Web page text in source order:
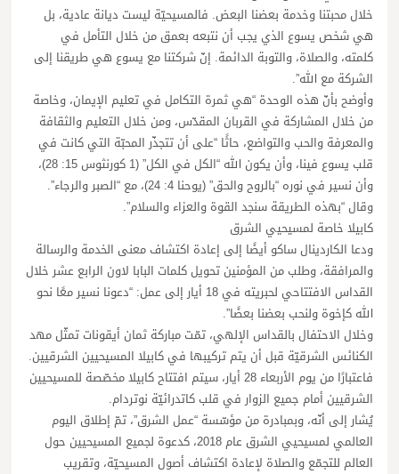
خلال محبتنا وخدمة بعضنا البعض. فالمسيحيّة ليست ديانة عادية، بل
هي شخص يسوع الذي يجب أن نتبعه بعمق من خلال التأمل في
كلمته، والصلاة، والتوبة الدائمة. إنّ شركتنا مع يسوع هي طريقنا إلى
الشركة مع الله”.
وأوضح بأنّ هذه الوحدة “هي ثمرة التكامل في تعليم الإيمان، وخاصة
من خلال المشاركة في القربان المقدّس، ومن خلال التعليم والثقافة
والمعرفة والحب والتواضع، حاثًا “على أن تتجذّر المحبّة التي كانت في
قلب يسوع فينا، وأن يكون الله “الكل في الكل” (1 كورنثوس 15: 28)،
وأن نسير في نوره “بالروح والحق” (يوحنا 4: 24)، مع “الصبر والرجاء”.
وقال “بهذه الطريقة سنجد القوة والعزاء والسلام”.
كابيلا خاصة لمسيحيي الشرق
ودعا الكاردينال ساكو أيضًا إلى إعادة اكتشاف معنى الخدمة والرسالة
والمرافقة، وطلب من المؤمنين تحويل كلمات البابا لاون الرابع عشر خلال
القداس الافتتاحي لحبريته في 18 أيار إلى عمل: “دعونا نسير معًا نحو
الله كإخوة ولنحب بعضنا بعضًا”.
وخلال الاحتفال بالقداس الإلهي، تمّت مباركة ثمان أيقونات تمثّل مهد
الكنائس الشرقيّة قبل أن يتم تركيبها في كابيلا المسيحيين الشرقيين.
فاعتبارًا من يوم الأربعاء 28 أيار، سيتم افتتاح كابيلا مخصّصة للمسيحيين
الشرقيين أمام جميع الزوار في قلب كاتدرائيّة نوتردام.
يُشار إلى أنّه، وبمبادرة من مؤسّسة “عمل الشرق”، تمّ إطلاق اليوم
العالمي لمسيحيي الشرق عام 2018، كدعوة لجميع المسيحيين حول
العالم للتجمّع والصلاة لإعادة اكتشاف أصول المسيحيّة، وتقريب